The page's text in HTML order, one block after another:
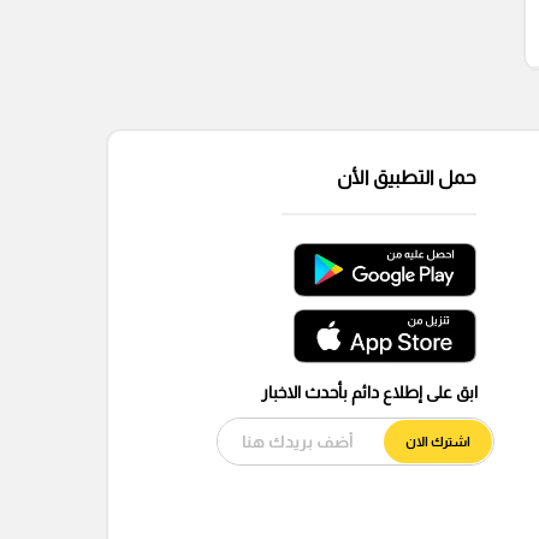
حمل التطبيق الأن
ابق على إطلاع دائم بأحدث الاخبار
اشترك الان